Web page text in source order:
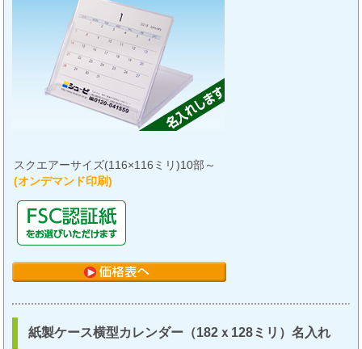
スクエアーサイズ(116×116ミリ)10部～
(オンデマンド印刷)
紙製ケース横型カレンダー（182ｘ128ミリ）名入れ